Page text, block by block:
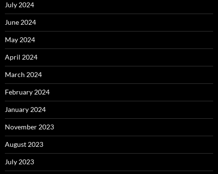
July 2024
June 2024
May 2024
April 2024
March 2024
February 2024
January 2024
November 2023
August 2023
July 2023